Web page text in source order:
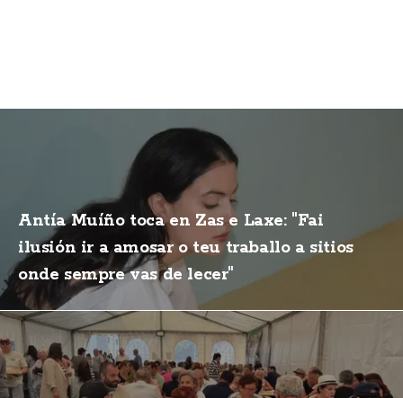
Antía Muíño toca en Zas e Laxe: "Fai
ilusión ir a amosar o teu traballo a sitios
onde sempre vas de lecer"